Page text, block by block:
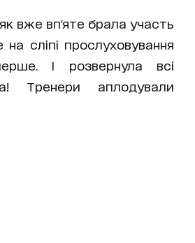
вже вп'яте брала участь
на сліпі прослуховування
І розвернула всі
Тренери аплодували